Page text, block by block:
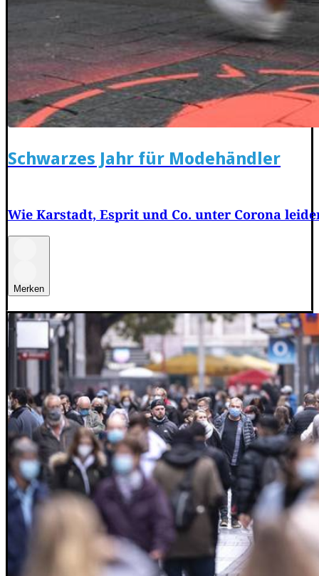
Schwarzes Jahr für Modehändler
Wie Karstadt, Esprit und Co. unter Corona
Merken